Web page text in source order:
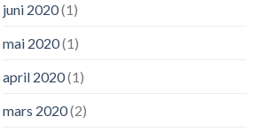
juni 2020(1)
mai 2020(1)
april 2020(1)
mars 2020(2)